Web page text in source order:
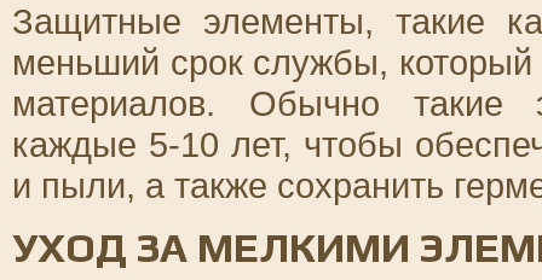
Защитные элементы, такие
меньший срок службы, который
материалов. Обычно такие
каждые 5-10 лет, чтобы
и пыли, а также сохранить
УХОД ЗА МЕЛКИМИ